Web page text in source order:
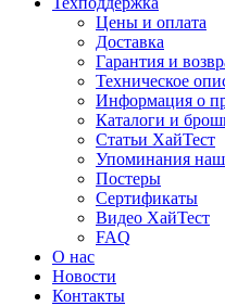
Цены и оплата
Доставка
Гарантия и
Техническое
Информация о
Каталоги и
Статьи ХайТест
Упоминания
Постеры
Сертификаты
Видео ХайТест
FAQ
О нас
Новости
Контакты